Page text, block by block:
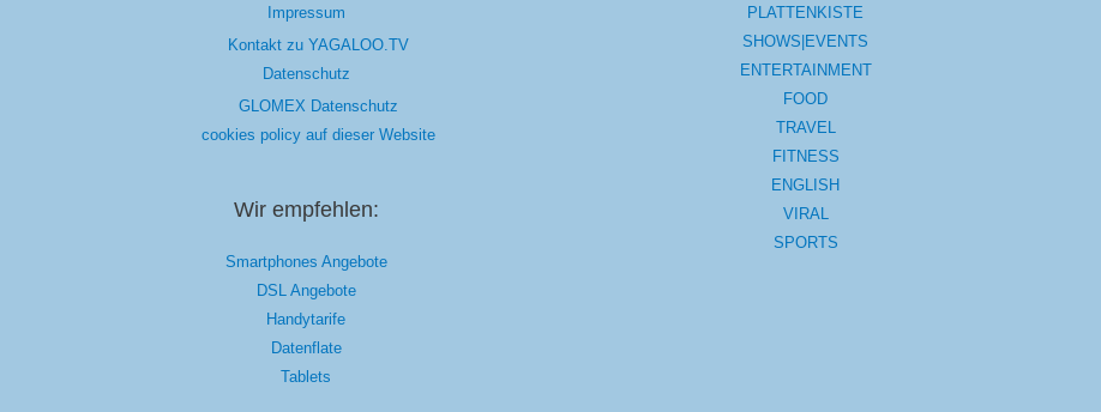
Impressum
Kontakt zu YAGALOO.TV
Datenschutz
GLOMEX Datenschutz
cookies policy auf dieser Website
Wir empfehlen:
Smartphones Angebote
DSL Angebote
Handytarife
Datenflate
Tablets
PLATTENKISTE
SHOWS|EVENTS
ENTERTAINMENT
FOOD
TRAVEL
FITNESS
ENGLISH
VIRAL
SPORTS